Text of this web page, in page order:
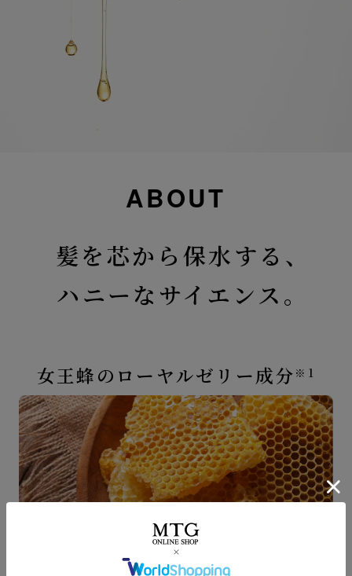
ABOUT
髪を芯から保水する、
ハニーなサイエンス。
女王蜂のローヤルゼリー成分 ※1